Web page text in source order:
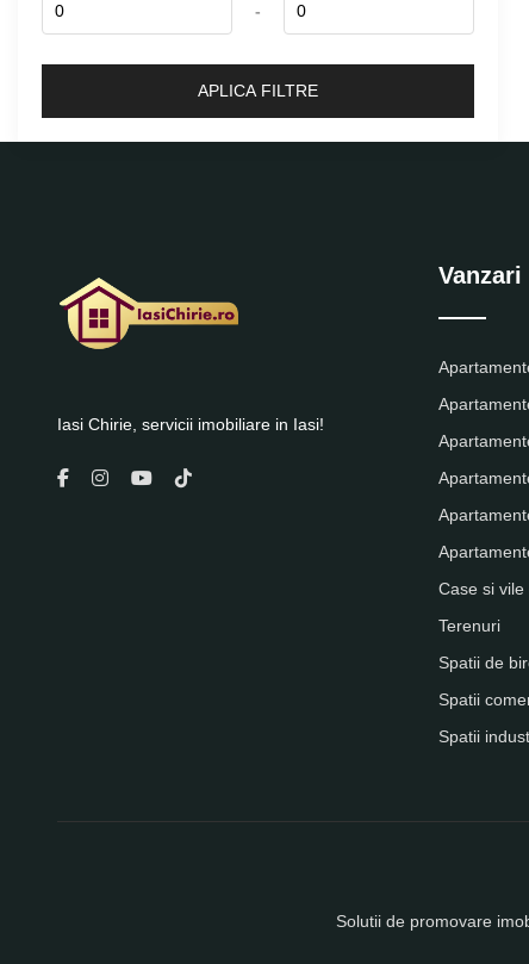
-
Iasi Chirie, servicii imobiliare in Iasi!
Vanzari
Case si
Terenuri
Spatii de
Spatii
Spatii
Solutii de promovare